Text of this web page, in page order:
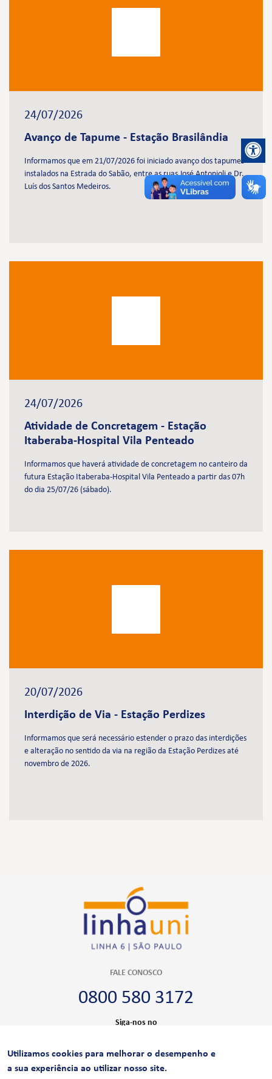
24/07/2026
Avanço de Tapume - Estação Brasilândia
Informamos que em 21/07/2026 foi iniciado avanço dos tapumes
instalados na Estrada do Sabão, entre as ruas José Antonioli e Dr.
Luís dos Santos Medeiros.
24/07/2026
Atividade de Concretagem - Estação
Itaberaba-Hospital Vila Penteado
Informamos que haverá atividade de concretagem no canteiro da
futura Estação Itaberaba-Hospital Vila Penteado a partir das 07h
do dia 25/07/26 (sábado).
20/07/2026
Interdição de Via - Estação Perdizes
Informamos que será necessário estender o prazo das interdições
e alteração no sentido da via na região da Estação Perdizes até
novembro de 2026.
FALE CONOSCO
0800 580 3172
Siga-nos no
CERTIFICAÇÕES
Utilizamos cookies para melhorar o desempenho e
a sua experiência ao utilizar nosso site.